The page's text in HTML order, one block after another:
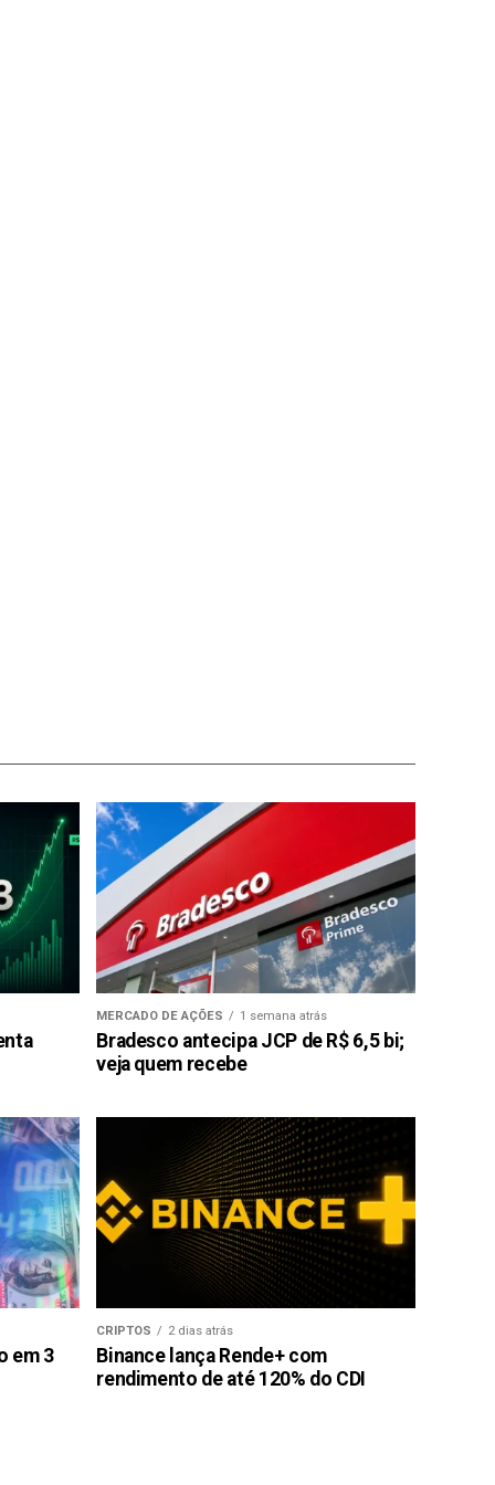
MERCADO DE AÇÕES 1 semana atrás
Bradesco antecipa JCP de R$ 6,5 bi;
veja quem recebe
em 3
CRIPTOS 2 dias atrás
Binance lança Rende+ com
rendimento de até 120% do CDI